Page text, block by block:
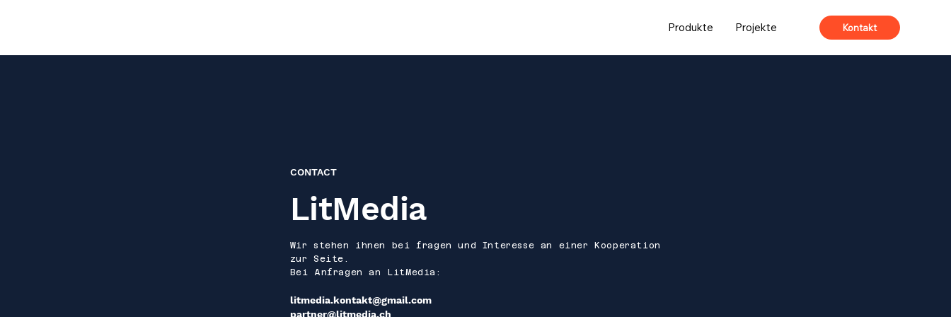
Produkte Projekte Kontakt
CONTACT
LitMedia
Wir stehen ihnen bei fragen und Interesse an einer Kooperation
zur Seite.
Bei Anfragen an LitMedia:
litmedia.kontakt@gmail.com
partner@litmedia.ch